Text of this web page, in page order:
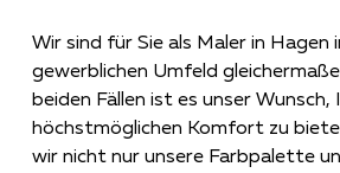
Wir sind für Sie als Maler in Hagen
gewerblichen Umfeld
beiden Fällen ist es unser Wunsch,
höchstmöglichen Komfort zu
wir nicht nur unsere Farbpalette